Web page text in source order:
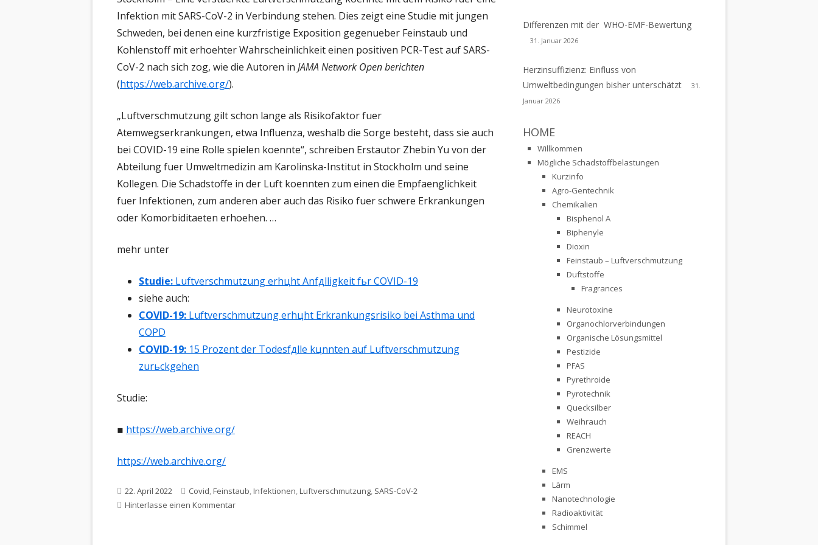
DUFTSTOFFE
ORGANOCHLORVERBINDUNGEN
PYRETHROIDE
RADIOAKTIVITÄT
SCHIMMEL
ALZHEIMER – DEMENZ
BRUSTKREBS
CHRONISCHE KRANKHEITEN
HISTAMIN-INTOLERANZ
INHALATIONSTRAUMA
MCS MCS-CONSENSUS
MCS-PROCLAMATION
ERKRANKUNGEN
FRAGEBÖGEN
BÜCHER
RAINER FRENTZEL-BEYME PUBLIKATIONEN AUF PUBMED
INGRID SCHERRMANN
NEWSLETTER-129
NEWSLETTER-127
ARCHIV-NEWSLETTER ALS PDF-DATEIEN
VON 2001-2013
Infektion mit SARS-CoV-2 in Verbindung stehen. Dies zeigt eine Studie mit jungen
Schweden, bei denen eine kurzfristige Exposition gegenueber Feinstaub und
Kohlenstoff mit erhoehter Wahrscheinlichkeit einen positiven PCR-Test auf SARS-
CoV-2 nach sich zog, wie die Autoren in JAMA Network Open berichten
(https://web.archive.org/).
„Luftverschmutzung gilt schon lange als Risikofaktor fuer
Atemwegs­erkrankungen, etwa Influenza, weshalb die Sorge besteht, dass sie auch
bei COVID-19 eine Rolle spielen koennte“, schreiben Erstautor Zhebin Yu von der
Abteilung fuer Umweltmedizin am Karolinska-Institut in Stockholm und seine
Kollegen. Die Schadstoffe in der Luft koennten zum einen die Empfaenglichkeit
fuer Infektionen, zum anderen aber auch das Risiko fuer schwere Erkrankungen
oder Komorbiditaeten erhoehen. …
mehr unter
Studie: Luftverschmutzung erhцht Anfдlligkeit fьr COVID-19
siehe auch:
COVID-19: Luftverschmutzung erhцht Erkrankungsrisiko bei Asthma und
COPD
COVID-19: 15 Prozent der Todesfдlle kцnnten auf Luftverschmutzung
zurьckgehen
Studie:
▪ https://web.archive.org/
https://web.archive.org/
Veröffentlicht
am
22. April 2022 Schlagwörter
Covid,Feinstaub,Infektionen,Luftverschmutzung, SARS-CoV-2
Hinterlasse einen Kommentarzu SARS-CoV-2 – Luftverschmutzung
Differenzen mit der WHO-EMF-Bewertung
31. Januar 2026
Herzinsuffizienz: Einfluss von
Umweltbedingungen bisher unterschätzt
31.
Januar 2026
HOME
Willkommen
Mögliche Schadstoffbelastungen
Kurzinfo
Agro-Gentechnik
Chemikalien
Bisphenol A
Biphenyle
Dioxin
Feinstaub – Luftverschmutzung
Duftstoffe
Fragrances
Neurotoxine
Organochlorverbindungen
Organische Lösungsmittel
Pestizide
PFAS
Pyrethroide
Pyrotechnik
Quecksilber
Weihrauch
REACH
Grenzwerte
EMS
Lärm
Nanotechnologie
Radioaktivität
Schimmel